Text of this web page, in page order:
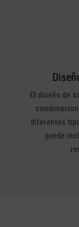
El diseño de
diferentes
puede